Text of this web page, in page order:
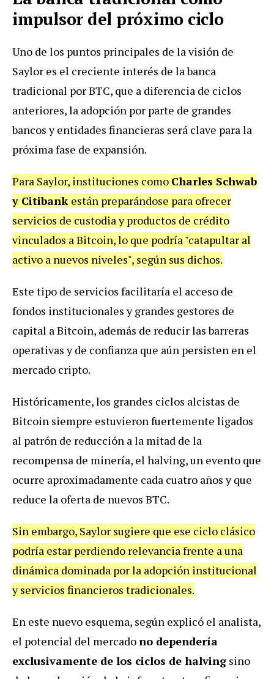
impulsor del próximo ciclo
Uno de los puntos principales de la visión de
Saylor es el creciente interés de la banca
tradicional por BTC, que a diferencia de ciclos
anteriores, la adopción por parte de grandes
bancos y entidades financieras será clave para la
próxima fase de expansión.
Para Saylor, instituciones como Charles Schwab
y Citibank están preparándose para ofrecer
servicios de custodia y productos de crédito
vinculados a Bitcoin, lo que podría "catapultar al
activo a nuevos niveles", según sus dichos.
Este tipo de servicios facilitaría el acceso de
fondos institucionales y grandes gestores de
capital a Bitcoin, además de reducir las barreras
operativas y de confianza que aún persisten en el
mercado cripto.
Históricamente, los grandes ciclos alcistas de
Bitcoin siempre estuvieron fuertemente ligados
al patrón de reducción a la mitad de la
recompensa de minería, el halving, un evento que
ocurre aproximadamente cada cuatro años y que
reduce la oferta de nuevos BTC.
Sin embargo, Saylor sugiere que ese ciclo clásico
podría estar perdiendo relevancia frente a una
dinámica dominada por la adopción institucional
y servicios financieros tradicionales.
En este nuevo esquema, según explicó el analista,
el potencial del mercadono dependería
exclusivamente de los ciclos de halving sino